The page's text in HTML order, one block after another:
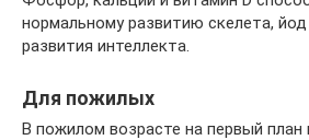
нормальному развитию скелета,
развития интеллекта.
Для пожилых
В пожилом возрасте на первый